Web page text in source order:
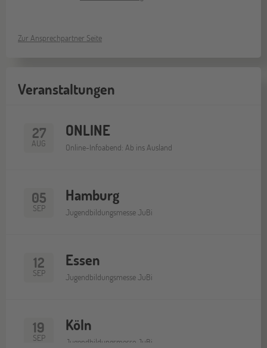
Zur Ansprechpartner Seite
Veranstaltungen
27
AUG
ONLINE
Online-Infoabend: Ab ins Ausland
05
SEP
Hamburg
Jugendbildungsmesse JuBi
12
SEP
Essen
Jugendbildungsmesse JuBi
19
SEP
Köln
Jugendbildungsmesse JuBi